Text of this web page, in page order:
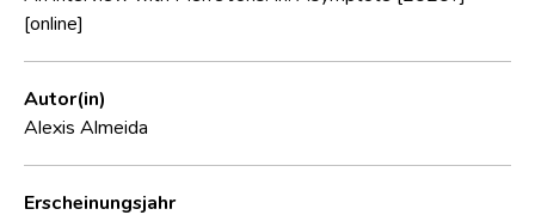
Forschungsgruppe
[online]
Autor(in)
Alexis Almeida
Erscheinungsjahr